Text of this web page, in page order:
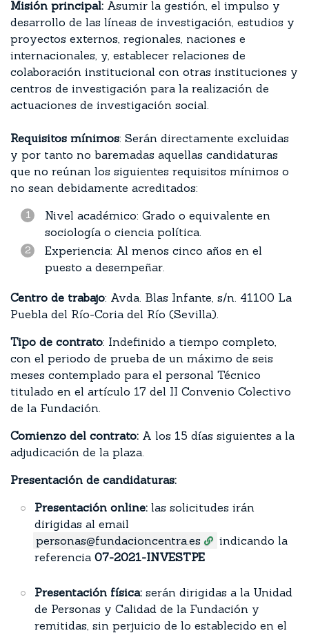
Misión principal: Asumir la gestión, el impulso y
desarrollo de las líneas de investigación, estudios y
proyectos externos, regionales, naciones e
internacionales, y, establecer relaciones de
colaboración institucional con otras instituciones y
centros de investigación para la realización de
actuaciones de investigación social.
Requisitos mínimos: Serán directamente excluidas
y por tanto no baremadas aquellas candidaturas
que no reúnan los siguientes requisitos mínimos o
no sean debidamente acreditados:
Nivel académico: Grado o equivalente en
sociología o ciencia política.
Experiencia: Al menos cinco años en el
puesto a desempeñar.
Centro de trabajo: Avda. Blas Infante, s/n. 41100 La
Puebla del Río-Coria del Río (Sevilla).
Tipo de contrato: Indefinido a tiempo completo,
con el periodo de prueba de un máximo de seis
meses contemplado para el personal Técnico
titulado en el artículo 17 del II Convenio Colectivo
de la Fundación.
Comienzo del contrato: A los 15 días siguientes a la
adjudicación de la plaza.
Presentación de candidaturas:
Presentación online: las solicitudes irán
dirigidas al email
personas@fundacioncentra.es
indicando la
referencia 07-2021-INVESTPE
Presentación física: serán dirigidas a la Unidad
de Personas y Calidad de la Fundación y
remitidas, sin perjuicio de lo establecido en el